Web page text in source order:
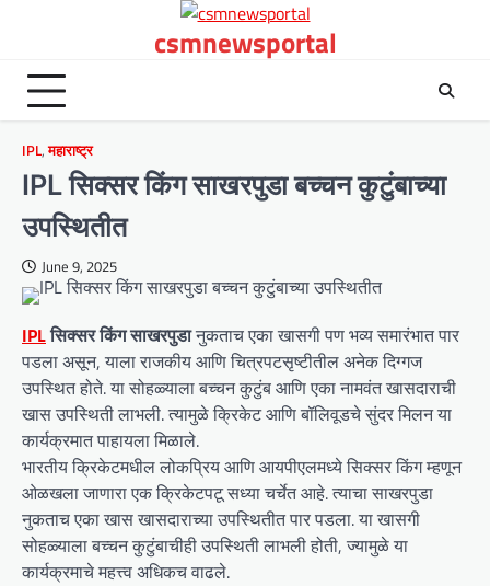
csmnewsportal
IPL,महाराष्ट्र
IPL सिक्सर किंग साखरपुडा बच्चन कुटुंबाच्या
उपस्थितीत
June 9, 2025
IPLसिक्सर किंग साखरपुडानुकताच एका खासगी पण भव्य समारंभात पार
पडला असून, याला राजकीय आणि चित्रपटसृष्टीतील अनेक दिग्गज
उपस्थित होते. या सोहळ्याला बच्चन कुटुंब आणि एका नामवंत खासदाराची
खास उपस्थिती लाभली. त्यामुळे क्रिकेट आणि बॉलिवूडचे सुंदर मिलन या
कार्यक्रमात पाहायला मिळाले.
भारतीय क्रिकेटमधील लोकप्रिय आणि आयपीएलमध्ये सिक्सर किंग म्हणून
ओळखला जाणारा एक क्रिकेटपटू सध्या चर्चेत आहे. त्याचा साखरपुडा
नुकताच एका खास खासदाराच्या उपस्थितीत पार पडला. या खासगी
सोहळ्याला बच्चन कुटुंबाचीही उपस्थिती लाभली होती, ज्यामुळे या
कार्यक्रमाचे महत्त्व अधिकच वाढले.